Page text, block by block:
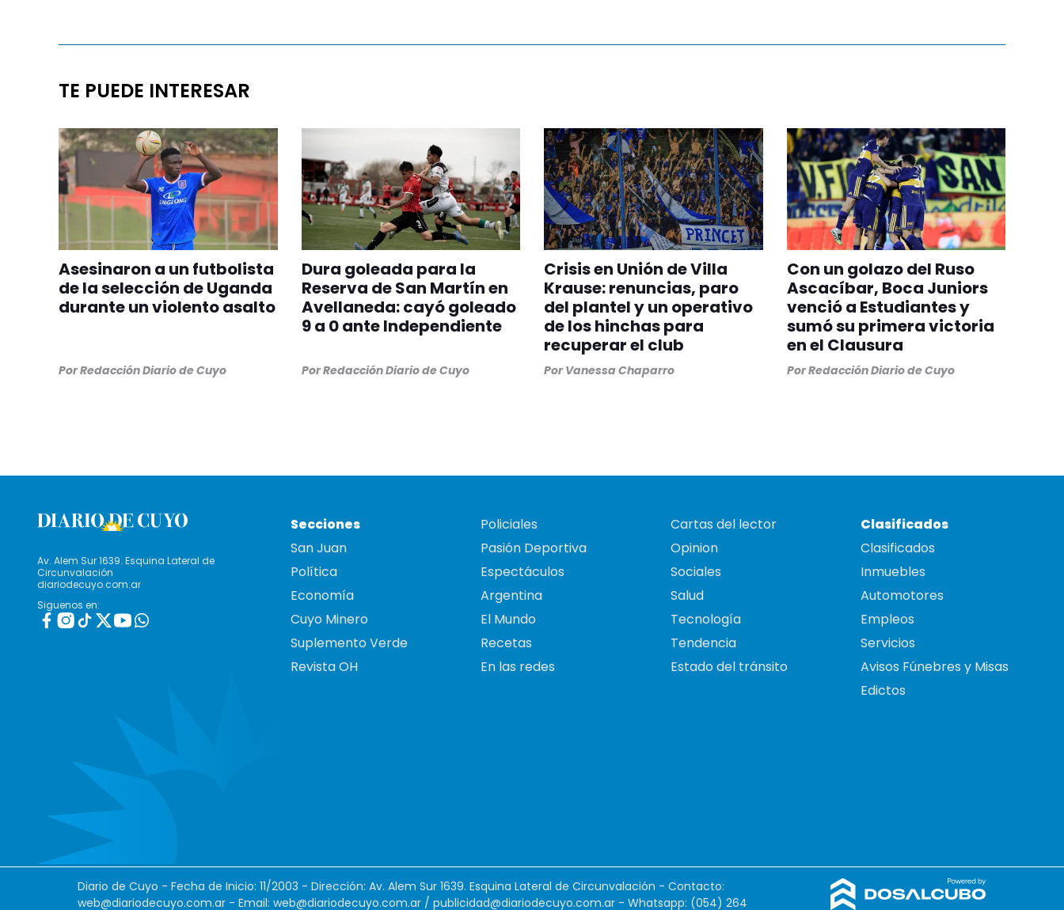
TE PUEDE INTERESAR
Asesinaron a un futbolista
de la selección de Uganda
durante un violento asalto
PorRedacción Diario de Cuyo
Dura goleada para la
Reserva de San Martín en
Avellaneda: cayó goleado
9 a 0 ante Independiente
PorRedacción Diario de Cuyo
Crisis en Unión de Villa
Krause: renuncias, paro
del plantel y un operativo
de los hinchas para
recuperar el club
Por Vanessa Chaparro
Con un golazo del Ruso
Ascacíbar, Boca Juniors
venció a Estudiantes y
sumó su primera victoria
en el Clausura
PorRedacción Diario de Cuyo
Av. Alem Sur 1639. Esquina Lateral de
Circunvalación
diariodecuyo.com.ar
Siguenos en:
Secciones
San Juan
Política
Economía
Cuyo Minero
Suplemento Verde
Revista OH
Policiales
Pasión Deportiva
Espectáculos
Argentina
El Mundo
Recetas
En las redes
Cartas del lector
Opinion
Sociales
Salud
Tecnología
Tendencia
Estado del tránsito
Clasificados
Clasificados
Inmuebles
Automotores
Empleos
Servicios
Avisos Fúnebres y Misas
Edictos
Diario de Cuyo - Fecha de Inicio: 11/2003 - Dirección: Av. Alem Sur 1639. Esquina Lateral de Circunvalación - Contacto:
web@diariodecuyo.com.ar - Email: web@diariodecuyo.com.ar / publicidad@diariodecuyo.com.ar - Whatsapp: (054) 264